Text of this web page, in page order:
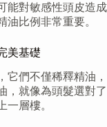
能對敏感性頭皮造成
比例非常重要。
美基礎
它們不僅稀釋精油，
，就像為頭髮選對了
一層樓。